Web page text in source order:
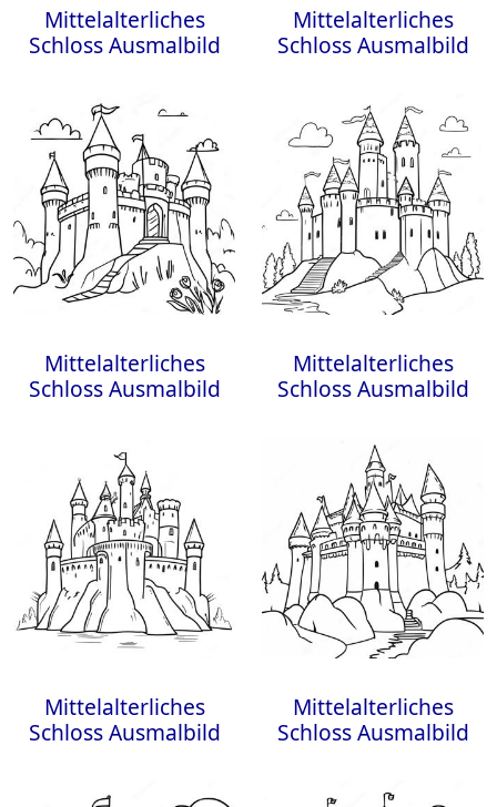
Mittelalterliches
Schloss Ausmalbild
Mittelalterliches
Schloss Ausmalbild
Mittelalterliches
Schloss Ausmalbild
Mittelalterliches
Schloss Ausmalbild
Mittelalterliches
Schloss Ausmalbild
Mittelalterliches
Schloss Ausmalbild